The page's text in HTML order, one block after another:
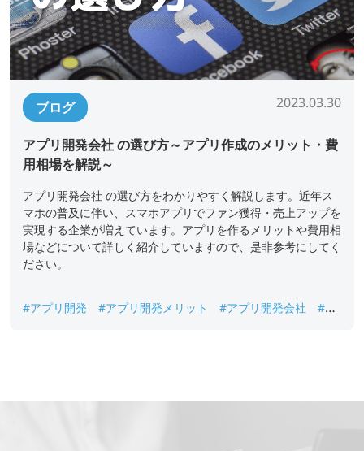
ブログ 2023.03.30
アプリ開発会社 の選び方～アプリ作成のメリット・費
用相場を解説～
アプリ開発会社 の選び方をわかりやすく解説します。近年ス
マホの普及に伴い、スマホアプリでファン獲得・売上アップを
実現する企業が増えています。アプリを作るメリットや費用相
場などについて詳しく紹介していますので、是非参考にしてく
ださい。
#アプリ開発 #アプリ開発メリット #アプリ開発会社
#ア